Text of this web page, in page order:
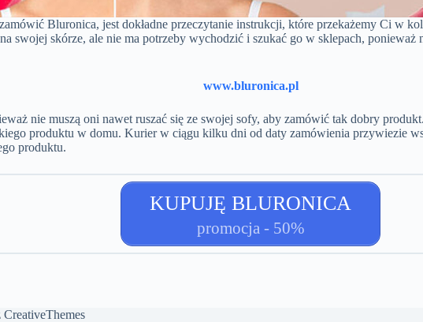
Bluronica, jest dokładne przeczytanie instrukcji, które przekażemy Ci w
swojej skórze, ale nie ma potrzeby wychodzić i szukać go w sklepach,
www.bluronica.pl
nie muszą oni nawet ruszać się ze swojej sofy, aby zamówić tak dobry
produktu w domu. Kurier w ciągu kilku dni od daty zamówienia przywiezie
produktu.
KUPUJĘ BLURONICA
promocja - 50%
CreativeThemes